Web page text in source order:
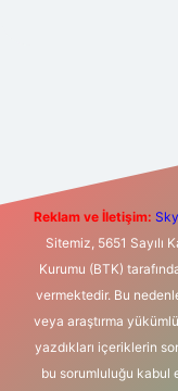
Reklam ve İletişim:
Sitemiz, 5651 Sayılı
Kurumu (BTK)
vermektedir. Bu
veya araştırma
yazdıkları içeriklerin
bu sorumluluğu kabul